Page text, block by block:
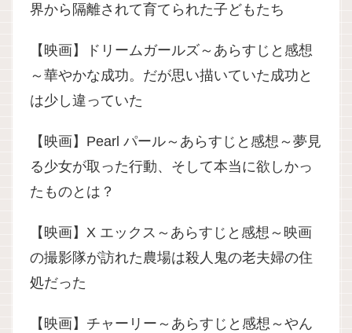
界から隔離されて育てられた子どもたち
【映画】ドリームガールズ～あらすじと感想
～華やかな成功。だが思い描いていた成功と
は少し違っていた
【映画】Pearl パール～あらすじと感想～夢見
る少女が取った行動、そして本当に欲しかっ
たものとは？
【映画】X エックス～あらすじと感想～映画
の撮影隊が訪れた農場は殺人鬼の老夫婦の住
処だった
【映画】チャーリー～あらすじと感想～やん